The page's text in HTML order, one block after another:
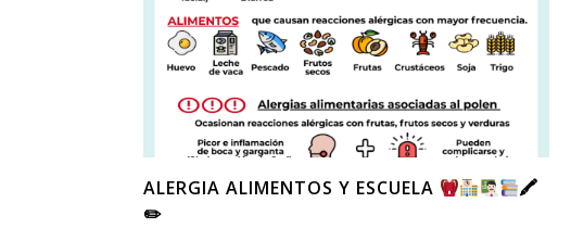
ALERGIA ALIMENTOS Y ESCUELA
🖍
✏